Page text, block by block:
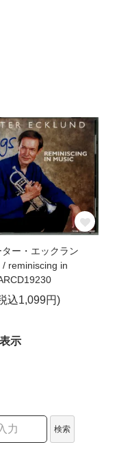
ー・エックラン
/ reminiscing in
込1,099円)
表示
検索